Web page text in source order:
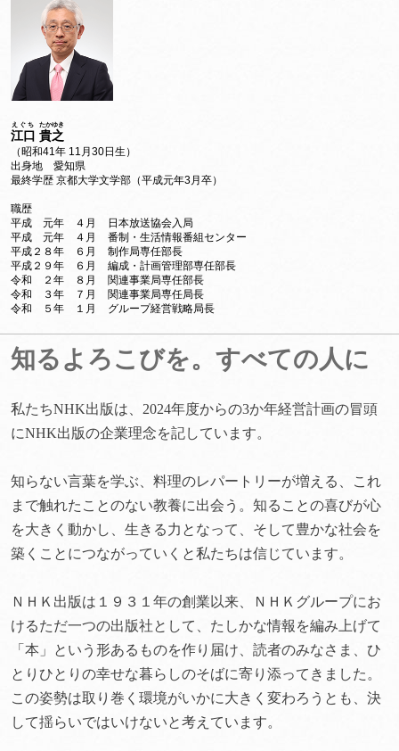
江口
えぐち
貴之
たかゆき
（昭和41年 11月30日生）
出身地 愛知県
最終学歴 京都大学文学部（平成元年3月卒）
職歴
平成 元年 ４月
日本放送協会入局
平成 元年 ４月
番制・生活情報番組センター
平成２８年 ６月
制作局専任部長
平成２９年 ６月
編成・計画管理部専任部長
令和 ２年 ８月
関連事業局専任部長
令和 ３年 ７月
関連事業局専任局長
令和 ５年 １月
グループ経営戦略局長
知るよろこびを。すべての人に
私たちNHK出版は、2024年度からの3か年経営計画の冒頭
にNHK出版の企業理念を記しています。
知らない言葉を学ぶ、料理のレパートリーが増える、これ
まで触れたことのない教養に出会う。知ることの喜びが心
を大きく動かし、生きる力となって、そして豊かな社会を
築くことにつながっていくと私たちは信じています。
ＮＨＫ出版は１９３１年の創業以来、ＮＨＫグループにお
けるただ一つの出版社として、たしかな情報を編み上げて
「本」という形あるものを作り届け、読者のみなさま、ひ
とりひとりの幸せな暮らしのそばに寄り添ってきました。
この姿勢は取り巻く環境がいかに大きく変わろうとも、決
して揺らいではいけないと考えています。